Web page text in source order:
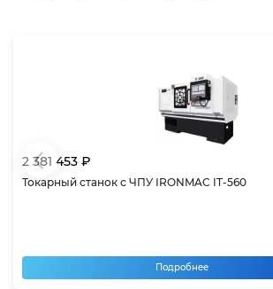
2 381 453 ₽
Токарный станок с ЧПУ IRONMAC IT-560
Подробнее